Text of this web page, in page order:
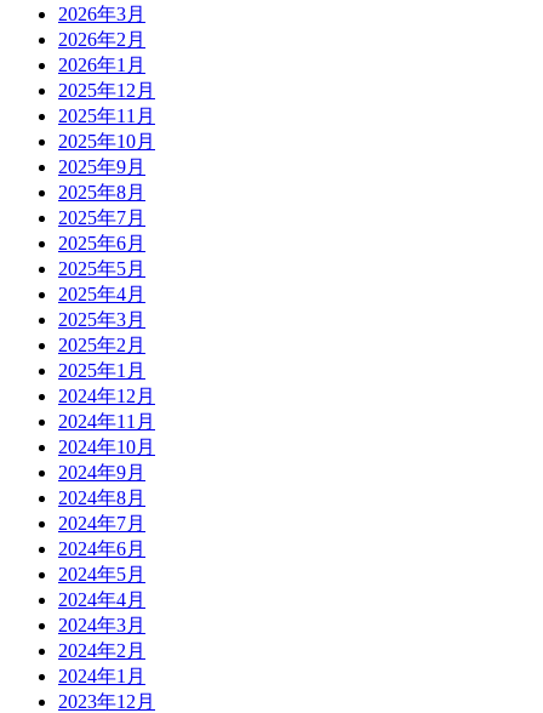
2026年3月
2026年2月
2026年1月
2025年12月
2025年11月
2025年10月
2025年9月
2025年8月
2025年7月
2025年6月
2025年5月
2025年4月
2025年3月
2025年2月
2025年1月
2024年12月
2024年11月
2024年10月
2024年9月
2024年8月
2024年7月
2024年6月
2024年5月
2024年4月
2024年3月
2024年2月
2024年1月
2023年12月